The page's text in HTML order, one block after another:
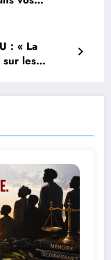
: « La
sur les